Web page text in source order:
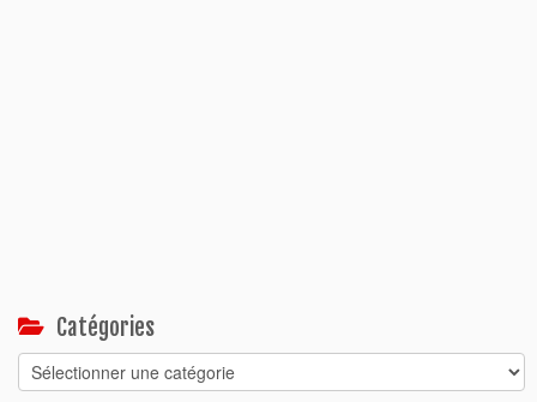
Catégories
Catégories